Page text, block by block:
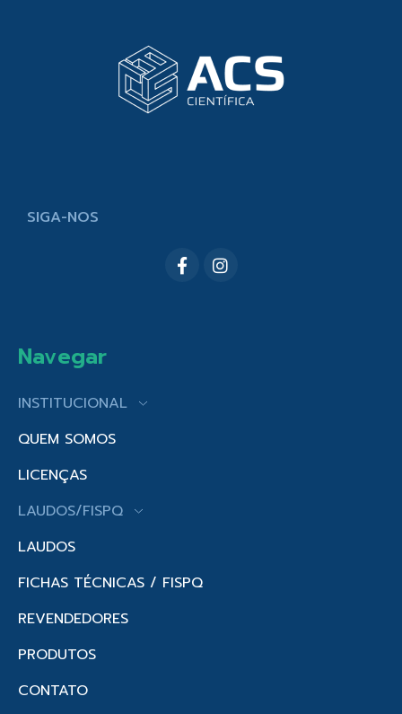
SIGA-NOS
Navegar
INSTITUCIONAL
QUEM SOMOS
LICENÇAS
LAUDOS/FISPQ
LAUDOS
FICHAS TÉCNICAS / FISPQ
REVENDEDORES
PRODUTOS
CONTATO